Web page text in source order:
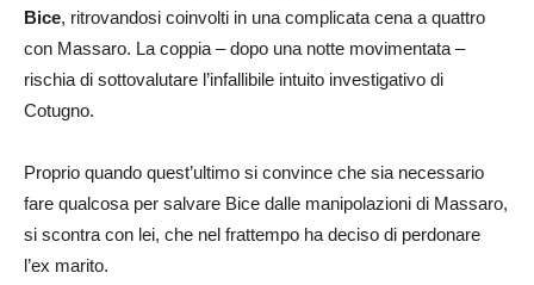
Bice, ritrovandosi coinvolti in una complicata cena a quattro
con Massaro. La coppia – dopo una notte movimentata –
rischia di sottovalutare l’infallibile intuito investigativo di
Cotugno.
Proprio quando quest’ultimo si convince che sia necessario
fare qualcosa per salvare Bice dalle manipolazioni di Massaro,
si scontra con lei, che nel frattempo ha deciso di perdonare
l’ex marito.